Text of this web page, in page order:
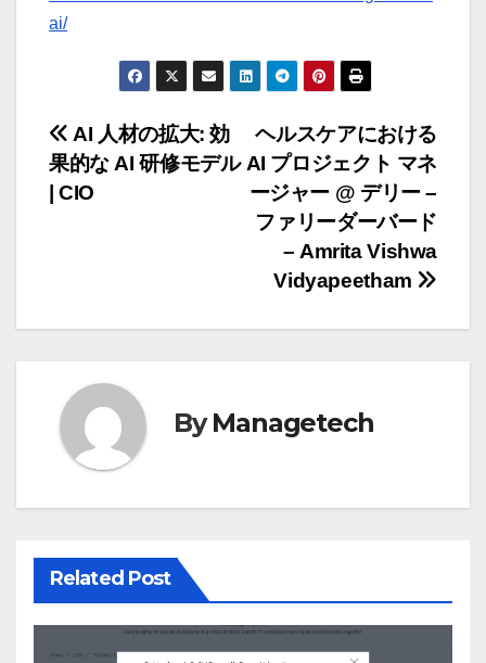
ai/
投
稿
ゲ
シ
ョ
ン
ヘルスケアにおける
AI プロジェクト マネ
ージャー @ デリー –
ファリーダーバード
– Amrita Vishwa
Vidyapeetham
AI 人材の拡大: 効
果的な AI 研修モデル
| CIO
ByManagetech
Related Post